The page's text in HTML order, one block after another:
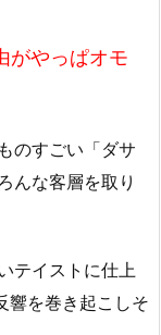
がやっぱオモ
のすごい「ダサ
んな客層を取り
テイストに仕上
響を巻き起こしそ